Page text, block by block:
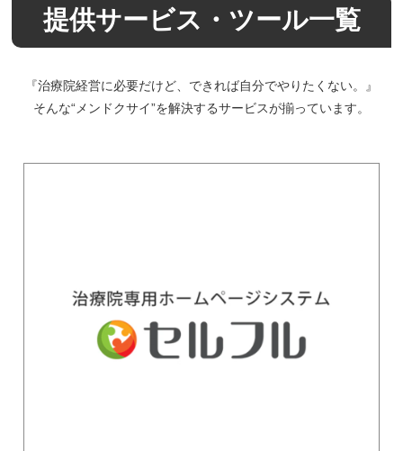
提供サービス・ツール一覧
『治療院経営に必要だけど、できれば自分でやりたくない。』
そんな“メンドクサイ”を解決するサービスが揃っています。